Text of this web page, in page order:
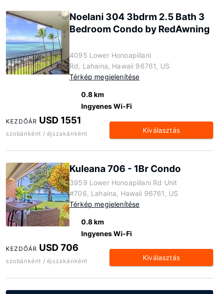
Noelani 304 3bdrm 2.5 Bath 3
Bedroom Condo by RedAwning
4095 Lower Honoapiilani
Rd, Lahaina, Hawaii 96761, US
Térkép megjelenítése
0.8 km
Ingyenes Wi-Fi
KEZDŐÁR USD 1551
szobánként / éjszakánként Kiválasztás
Kuleana 706 - 1Br Condo
3959 Lower Honoapiilani Rd Unit
#706, Lahaina, Hawaii 96761, US
Térkép megjelenítése
0.8 km
Ingyenes Wi-Fi
KEZDŐÁR USD 706
szobánként / éjszakánként Kiválasztás